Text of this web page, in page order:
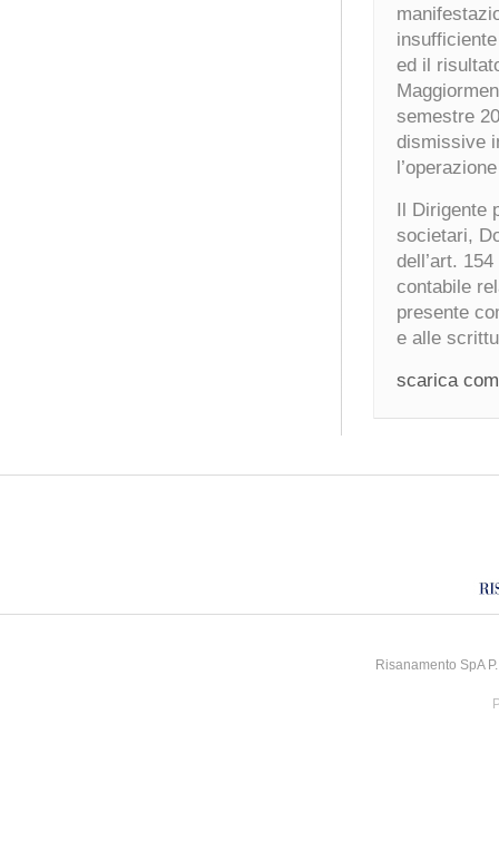
ed il
semestre
dismissive
Il Dirigente
societari,
dell’art.
contabile
presente
e alle
scarica
Risanamento SpA